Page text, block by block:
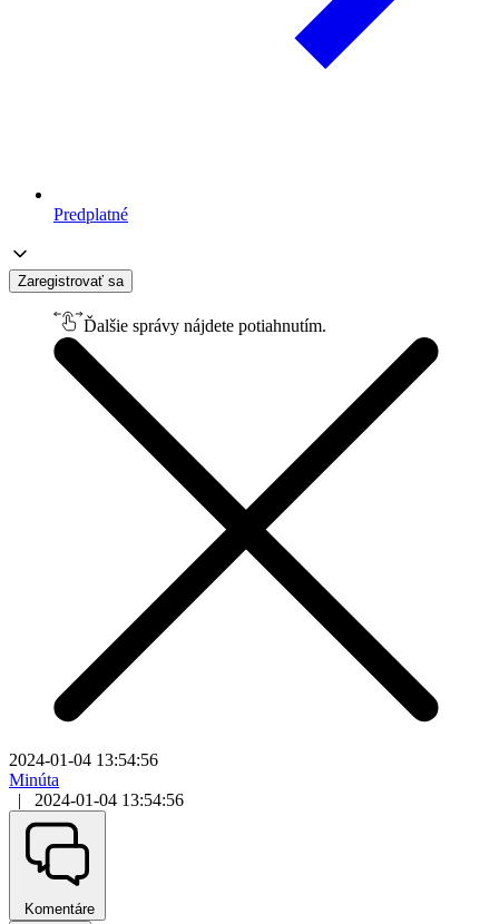
Predplatné
Zaregistrovať sa
Ďalšie správy nájdete potiahnutím.
2024-01-04 13:54:56
Minúta
|
2024-01-04 13:54:56
Komentáre